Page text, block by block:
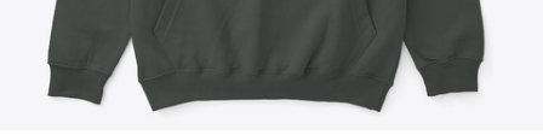
Kids Premium Tee
21,99 US$